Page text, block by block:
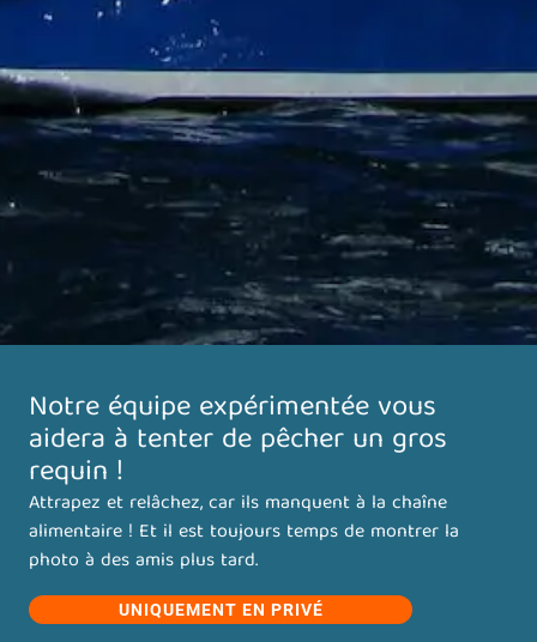
Notre équipe expérimentée vous
aidera à tenter de pêcher un gros
requin !
Attrapez et relâchez, car ils manquent à la chaîne
alimentaire ! Et il est toujours temps de montrer la
photo à des amis plus tard.
UNIQUEMENT EN PRIVÉ